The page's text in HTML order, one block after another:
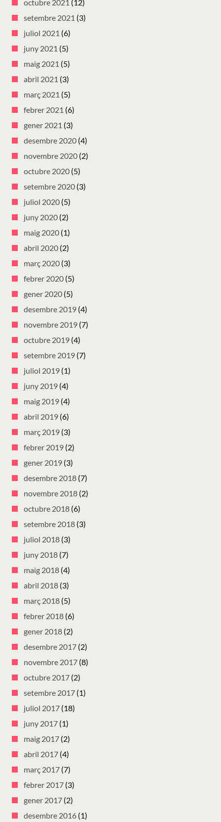
octubre 2021 (12)
setembre 2021 (3)
juliol 2021 (6)
juny 2021 (5)
maig 2021 (5)
abril 2021 (3)
març 2021 (5)
febrer 2021 (6)
gener 2021 (3)
desembre 2020 (4)
novembre 2020 (2)
octubre 2020 (5)
setembre 2020 (3)
juliol 2020 (5)
juny 2020 (2)
maig 2020 (1)
abril 2020 (2)
març 2020 (3)
febrer 2020 (5)
gener 2020 (5)
desembre 2019 (4)
novembre 2019 (7)
octubre 2019 (4)
setembre 2019 (7)
juliol 2019 (1)
juny 2019 (4)
maig 2019 (4)
abril 2019 (6)
març 2019 (3)
febrer 2019 (2)
gener 2019 (3)
desembre 2018 (7)
novembre 2018 (2)
octubre 2018 (6)
setembre 2018 (3)
juliol 2018 (3)
juny 2018 (7)
maig 2018 (4)
abril 2018 (3)
març 2018 (5)
febrer 2018 (6)
gener 2018 (2)
desembre 2017 (2)
novembre 2017 (8)
octubre 2017 (2)
setembre 2017 (1)
juliol 2017 (18)
juny 2017 (1)
maig 2017 (2)
abril 2017 (4)
març 2017 (7)
febrer 2017 (3)
gener 2017 (2)
desembre 2016 (1)